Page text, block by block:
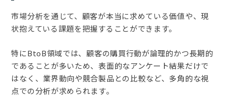
市場分析を通じて、顧客が本当に求めている価値や、現
状抱えている課題を把握することができます。
特にBtoB領域では、顧客の購買行動が論理的かつ長期的
であることが多いため、表面的なアンケート結果だけで
はなく、業界動向や競合製品との比較など、多角的な視
点での分析が求められます。